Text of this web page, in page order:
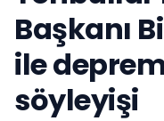
Başkanı
ile
söyleyişi